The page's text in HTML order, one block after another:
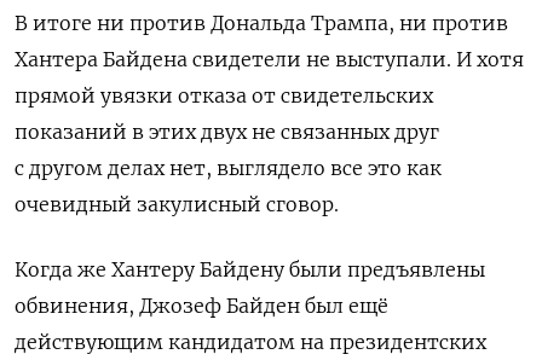
В итоге ни против Дональда Трампа, ни против
Хантера Байдена свидетели не выступали. И хотя
прямой увязки отказа от свидетельских
показаний в этих двух не связанных друг
с другом делах нет, выглядело все это как
очевидный закулисный сговор.
Когда же Хантеру Байдену были предъявлены
обвинения, Джозеф Байден был ещё
действующим кандидатом на президентских